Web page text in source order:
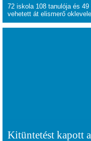
72 iskola 108 tanulója és
vehetett át elismerő
Kitüntetést kapott